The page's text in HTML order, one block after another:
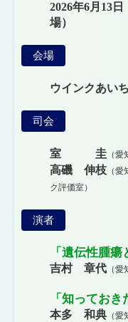
2026年6月13日
場）
会場
ウインクあ
司会
室 圭 （
高磯 伸枝 （
ク評価室）
演者
「遺伝性腫瘍
吉村 章代 （
「知っておき
本多 和典 （